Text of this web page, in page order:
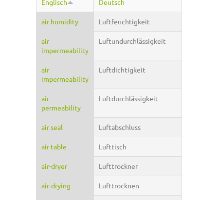
Englisch
Deutsch
air humidity Luftfeuchtigkeit
air
impermeability
Luftundurchlässigkeit
air
impermeability
Luftdichtigkeit
air
permeability
Luftdurchlässigkeit
air seal Luftabschluss
air table Lufttisch
air-dryer Lufttrockner
air-drying Lufttrocknen